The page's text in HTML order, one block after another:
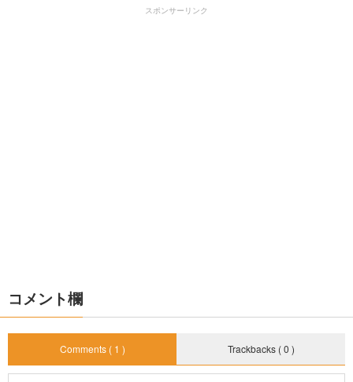
スポンサーリンク
コメント欄
Comments ( 1 ) Trackbacks ( 0 )